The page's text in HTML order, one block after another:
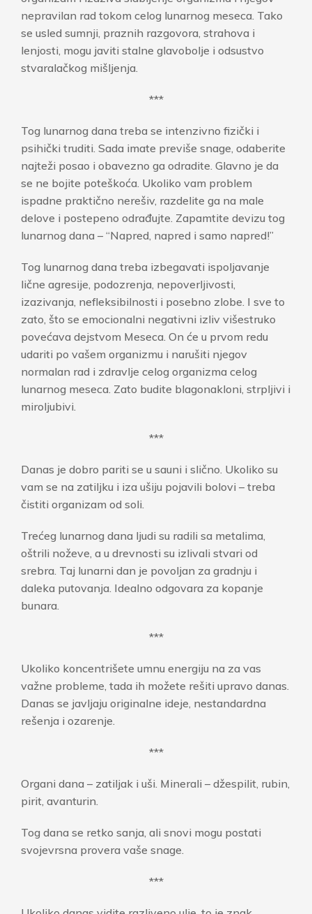
nepravilan rad tokom celog lunarnog meseca. Tako
se usled sumnji, praznih razgovora, strahova i
lenjosti, mogu javiti stalne glavobolje i odsustvo
stvaralačkog mišljenja.
***
Tog lunarnog dana treba se intenzivno fizički i
psihički truditi. Sada imate previše snage, odaberite
najteži posao i obavezno ga odradite. Glavno je da
se ne bojite poteškoća. Ukoliko vam problem
ispadne praktično nerešiv, razdelite ga na male
delove i postepeno odrađujte. Zapamtite devizu tog
lunarnog dana – “Napred, napred i samo napred!”
Tog lunarnog dana treba izbegavati ispoljavanje
lične agresije, podozrenja, nepoverljivosti,
izazivanja, nefleksibilnosti i posebno zlobe. I sve to
zato, što se emocionalni negativni izliv višestruko
povećava dejstvom Meseca. On će u prvom redu
udariti po vašem organizmu i narušiti njegov
normalan rad i zdravlje celog organizma celog
lunarnog meseca. Zato budite blagonakloni, strpljivi i
miroljubivi.
***
Danas je dobro pariti se u sauni i slično. Ukoliko su
vam se na zatiljku i iza ušiju pojavili bolovi – treba
čistiti organizam od soli.
Trećeg lunarnog dana ljudi su radili sa metalima,
oštrili noževe, a u drevnosti su izlivali stvari od
srebra. Taj lunarni dan je povoljan za gradnju i
daleka putovanja. Idealno odgovara za kopanje
bunara.
***
Ukoliko koncentrišete umnu energiju na za vas
važne probleme, tada ih možete rešiti upravo danas.
Danas se javljaju originalne ideje, nestandardna
rešenja i ozarenje.
***
Organi dana – zatiljak i uši. Minerali – džespilit, rubin,
pirit, avanturin.
Tog dana se retko sanja, ali snovi mogu postati
svojevrsna provera vaše snage.
***